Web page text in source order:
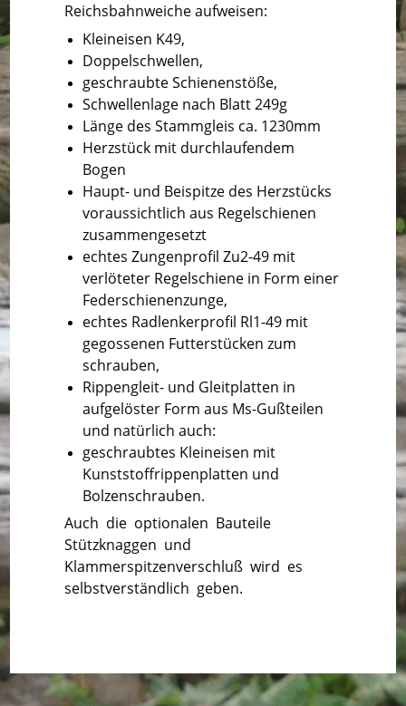
Reichsbahnweiche aufweisen:
Kleineisen K49,
Doppelschwellen,
geschraubte Schienenstöße,
Schwellenlage nach Blatt 249g
Länge des Stammgleis ca. 1230mm
Herzstück mit durchlaufendem
Bogen
Haupt- und Beispitze des Herzstücks
voraussichtlich aus Regelschienen
zusammengesetzt
echtes Zungenprofil Zu2-49 mit
verlöteter Regelschiene in Form einer
Federschienenzunge,
echtes Radlenkerprofil Rl1-49 mit
gegossenen Futterstücken zum
schrauben,
Rippengleit- und Gleitplatten in
aufgelöster Form aus Ms-Gußteilen
und natürlich auch:
geschraubtes Kleineisen mit
Kunststoffrippenplatten und
Bolzenschrauben.
Auch die optionalen Bauteile
Stützknaggen und
Klammerspitzenverschluß wird es
selbstverständlich geben.